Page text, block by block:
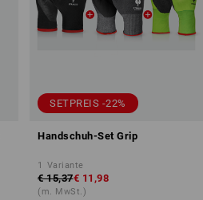
SETPREIS -22%
Handschuh-Set Grip
1 Variante
€ 15,37€ 11,98
(m. MwSt.)